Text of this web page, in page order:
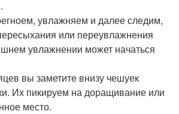
увлажняем и далее следим,
или переувлажнения
увлажнении может начаться
вы заметите внизу чешуек
Их пикируем на доращивание или
место.